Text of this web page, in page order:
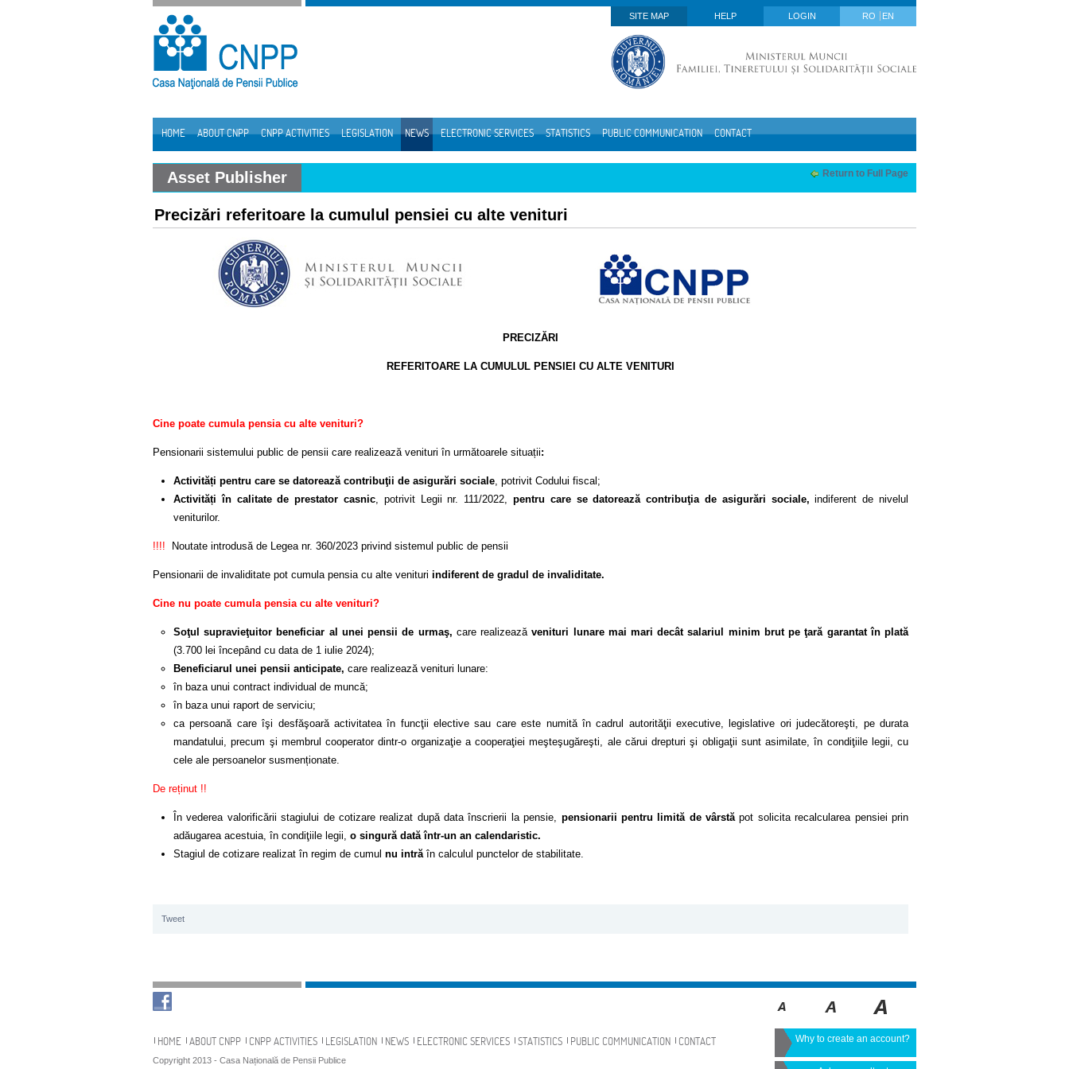
Skip to Content
SITE MAP
HELP LOGIN RO EN
HOME ABOUT CNPP CNPP ACTIVITIES LEGISLATION NEWS ELECTRONIC SERVICES STATISTICS PUBLIC COMMUNICATION CONTACT
Asset Publisher Return to Full Page
Precizări referitoare la cumulul pensiei cu alte venituri
PRECIZĂRI
REFERITOARE LA CUMULUL PENSIEI CU ALTE VENITURI
Cine poate cumula pensia cu alte venituri?
Pensionarii sistemului public de pensii care realizează venituri în următoarele situații:
Activități pentru care se datorează contribuţii de asigurări sociale , potrivit Codului fiscal;
Activități în calitate de prestator casnic , potrivit Legii nr. 111/2022, pentru care se datorează contribuţia de asigurări sociale,indiferent de nivelul
veniturilor.
!!!! Noutate introdusă de Legea nr. 360/2023 privind sistemul public de pensii
Pensionarii de invaliditate pot cumula pensia cu alte venituri indiferent de gradul de invaliditate.
Cine nu poate cumula pensia cu alte venituri?
Soţul supravieţuitor beneficiar al unei pensii de urmaş, care realizeazăvenituri lunare mai mari decât salariul minim brut pe ţară garantat în plată
(3.700 lei începând cu data de 1 iulie 2024);
Beneficiarul unei pensii anticipate, care realizează venituri lunare:
în baza unui contract individual de muncă;
în baza unui raport de serviciu;
ca persoană care îşi desfăşoară activitatea în funcţii elective sau care este numită în cadrul autorităţii executive, legislative ori judecătoreşti, pe durata
mandatului, precum şi membrul cooperator dintr-o organizaţie a cooperaţiei meşteşugăreşti, ale cărui drepturi şi obligaţii sunt asimilate, în condiţiile legii, cu
cele ale persoanelor susmenționate.
De reținut !!
În vederea valorificării stagiului de cotizare realizat după data înscrierii la pensie, pensionarii pentru limită de vârstă pot solicita recalcularea pensiei prin
adăugarea acestuia, în condiţiile legii, o singură dată într-un an calendaristic.
Stagiul de cotizare realizat în regim de cumul nu intră în calculul punctelor de stabilitate.
Tweet
Navigation
HOME ABOUT CNPP CNPP ACTIVITIES LEGISLATION NEWS ELECTRONIC SERVICES STATISTICS PUBLIC COMMUNICATION CONTACT
Copyright 2013 - Casa Națională de Pensii Publice
Why to create an account?